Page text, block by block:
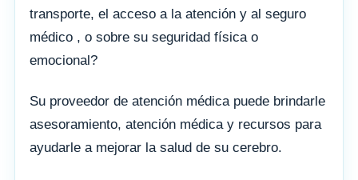
transporte, el acceso a la atención y al seguro
médico , o sobre su seguridad física o
emocional?
Su proveedor de atención médica puede brindarle
asesoramiento, atención médica y recursos para
ayudarle a mejorar la salud de su cerebro.